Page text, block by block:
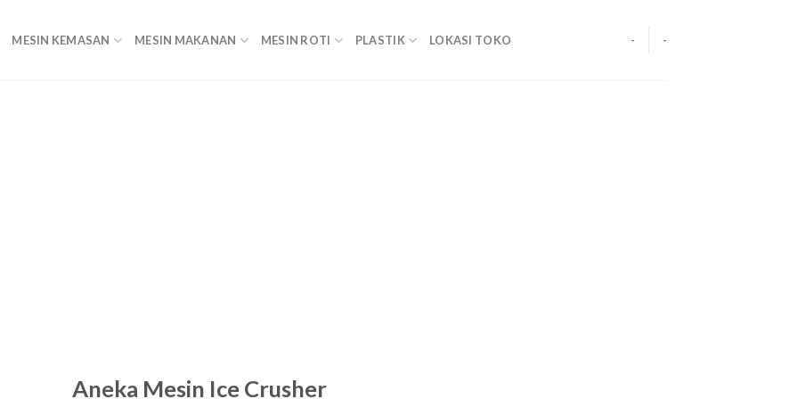
MESIN KEMASAN MESIN MAKANAN MESIN ROTI PLASTIK LOKASI TOKO - -
Aneka Mesin Ice Crusher